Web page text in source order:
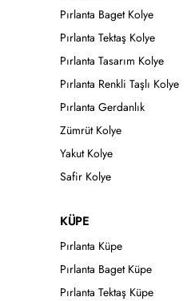
Pırlanta Baget Kolye
Pırlanta Tektaş Kolye
Pırlanta Tasarım Kolye
Pırlanta Renkli Taşlı Kolye
Pırlanta Gerdanlık
Zümrüt Kolye
Yakut Kolye
Safir Kolye
KÜPE
Pırlanta Küpe
Pırlanta Baget Küpe
Pırlanta Tektaş Küpe